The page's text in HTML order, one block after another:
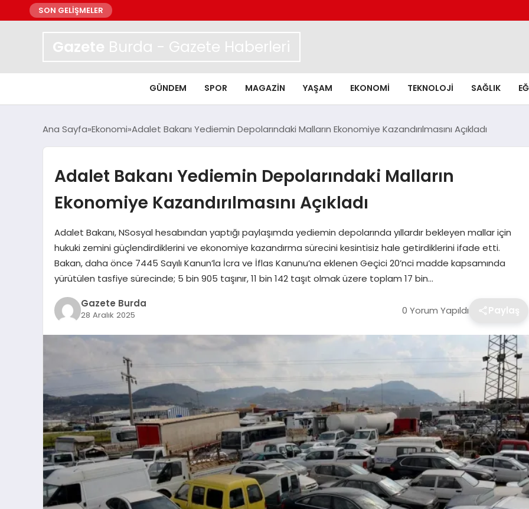
SON GELİŞMELER
Gazete Burda - Gazete Haberleri
GÜNDEM SPOR MAGAZIN YAŞAM EKONOMI TEKNOLOJI SAĞLIK
Ana Sayfa Ekonomi Adalet Bakanı Yediemin Depolarındaki Malların Ekonomiye Kazandırılmasını Açıkladı
Adalet Bakanı Yediemin Depolarındaki Malların
Ekonomiye Kazandırılmasını Açıkladı
Adalet Bakanı, NSosyal hesabından yaptığı paylaşımda yediemin depolarında yıllardır bekleyen mallar için
hukuki zemini güçlendirdiklerini ve ekonomiye kazandırma sürecini kesintisiz hale getirdiklerini ifade etti.
Bakan, daha önce 7445 Sayılı Kanun’la İcra ve İflas Kanunu’na eklenen Geçici 20’nci madde kapsamında
yürütülen tasfiye sürecinde; 5 bin 905 taşınır, 11 bin 142 taşıt olmak üzere toplam 17 bin…
Gazete Burda
28 Aralık 2025 0 Yorum Yapıldı Paylaş